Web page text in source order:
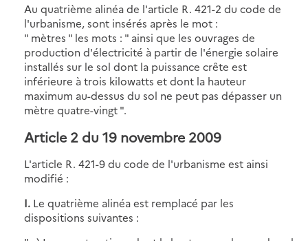
Au quatrième alinéa de l'article R. 421-2 du code de
l'urbanisme, sont insérés après le mot :
" mètres " les mots : " ainsi que les ouvrages de
production d'électricité à partir de l'énergie solaire
installés sur le sol dont la puissance crête est
inférieure à trois kilowatts et dont la hauteur
maximum au-dessus du sol ne peut pas dépasser un
mètre quatre-vingt ".
Article 2 du 19 novembre 2009
L'article R. 421-9 du code de l'urbanisme est ainsi
modifié :
I. Le quatrième alinéa est remplacé par les
dispositions suivantes :